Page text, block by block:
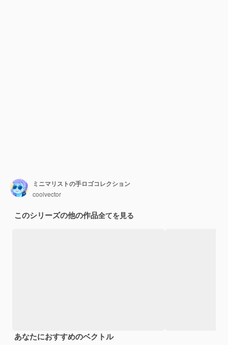
ミニマリストの手ロゴコレクション
coolvector
このシリーズの他の作品全てを見る
あなたにおすすめのベクトル